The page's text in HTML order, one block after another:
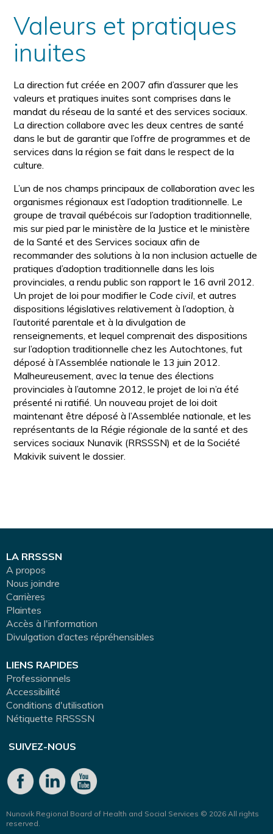
Valeurs et pratiques
inuites
La direction fut créée en 2007 afin d’assurer que les
valeurs et pratiques inuites sont comprises dans le
mandat du réseau de la santé et des services sociaux.
La direction collabore avec les deux centres de santé
dans le but de garantir que l’offre de programmes et de
services dans la région se fait dans le respect de la
culture.
L’un de nos champs principaux de collaboration avec les
organismes régionaux est l’adoption traditionnelle. Le
groupe de travail québécois sur l’adoption traditionnelle,
mis sur pied par le ministère de la Justice et le ministère
de la Santé et des Services sociaux afin de
recommander des solutions à la non inclusion actuelle de
pratiques d’adoption traditionnelle dans les lois
provinciales, a rendu public son rapport le 16 avril 2012.
Un projet de loi pour modifier le Code civil, et autres
dispositions législatives relativement à l’adoption, à
l’autorité parentale et à la divulgation de
renseignements, et lequel comprenait des dispositions
sur l’adoption traditionnelle chez les Autochtones, fut
déposé à l’Assemblée nationale le 13 juin 2012.
Malheureusement, avec la tenue des élections
provinciales à l’automne 2012, le projet de loi n’a été
présenté ni ratifié. Un nouveau projet de loi doit
maintenant être déposé à l’Assemblée nationale, et les
représentants de la Régie régionale de la santé et des
services sociaux Nunavik (RRSSSN) et de la Société
Makivik suivent le dossier.
LA RRSSSN
A propos
Nous joindre
Carrières
Plaintes
Accès à l'information
Divulgation d’actes répréhensibles
LIENS RAPIDES
Professionnels
Accessibilité
Conditions d'utilisation
Nétiquette RRSSSN
SUIVEZ-NOUS
Nunavik Regional Board of Health and Social Services © 2026 All rights
reserved.